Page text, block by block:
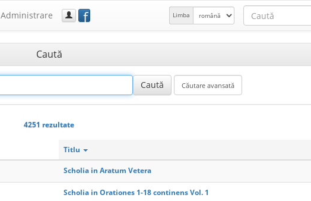
Administrare f Limba
Caută
4251 rezultate
Titlu
Scholia in Aratum Vetera
Scholia in Orationes 1-18 continens Vol. 1